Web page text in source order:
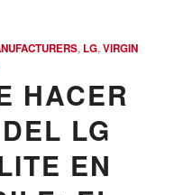
COMPRAR MAGAZINE
,LG,VIRGIN